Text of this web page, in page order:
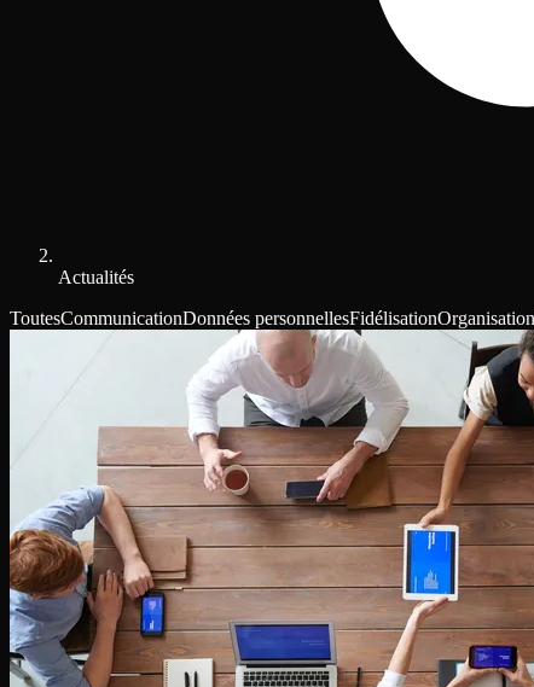
Actualités
ToutesCommunicationDonnées personnellesFidélisationOrganisation